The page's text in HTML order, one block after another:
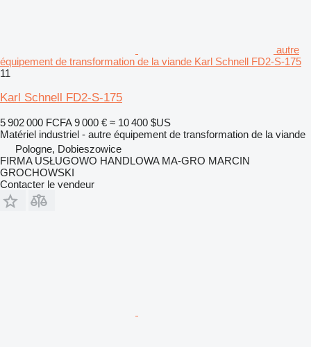
autre
équipement de transformation de la viande Karl Schnell FD2-S-175
11
Karl Schnell FD2-S-175
5 902 000 FCFA 9 000 € ≈ 10 400 $US
Matériel industriel - autre équipement de transformation de la viande
Pologne, Dobieszowice
FIRMA USŁUGOWO HANDLOWA MA-GRO MARCIN
GROCHOWSKI
Contacter le vendeur